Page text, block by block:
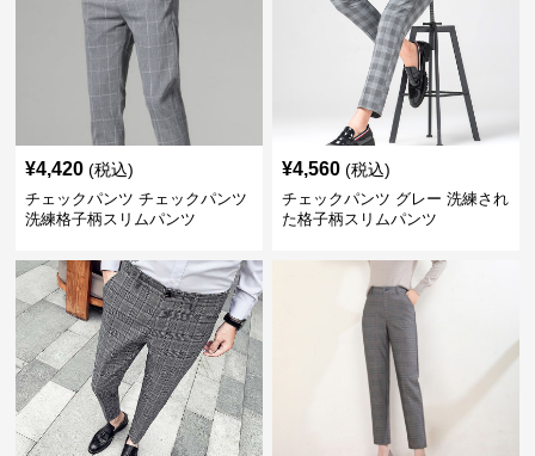
¥4,420 (税込)
チェックパンツ チェックパンツ
洗練格子柄スリムパンツ
¥4,560 (税込)
チェックパンツ グレー 洗練され
た格子柄スリムパンツ